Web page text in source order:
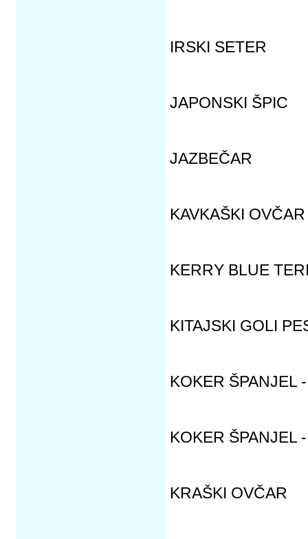
IRSKI SETER
JAPONSKI ŠPIC
JAZBEČAR
KAVKAŠKI OVČAR
KERRY BLUE
KITAJSKI GOLI
KOKER ŠPANJEL
KOKER ŠPANJEL
KRAŠKI OVČAR